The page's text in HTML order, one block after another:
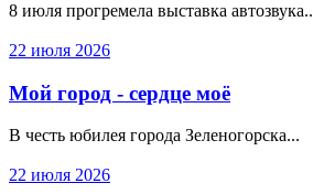
8 июля прогремела выставка
22 июля 2026
Мой город - сердце моё
В честь юбилея города Зеленогорска...
22 июля 2026